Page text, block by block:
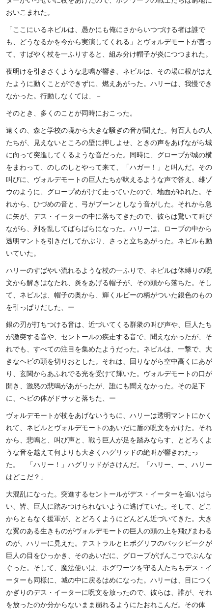
おいこまれた。
「ここにいるネビルは、愚かにも俺にさからいつづける者は誰で
も、どうなるかを今から実演してくれる」とヴォルデモートが言っ
て、すばやく杖を一ふりすると、組み分け帽子が炎につつまれた。
夜明けを引きさくような悲鳴が響き、ネビルは、その場に根がはえ
たように動くことができずに、燃えあがった。ハリーは、我慢でき
なかった。行動しなくては、－
そのとき、多くのことが同時におこった。
遠くの、森と学校の境から大きな騒ぎの音が聞えた。何百人もの人
たちが、見えないところの壁に押しよせ、ときの声をあげながら城
に向って突進してくるような音だった。同時に、グロープが城の横
をまわって、のしのしとやって来て、「ハガー！」と叫んだ。その
叫びに、ヴォルデモートの巨人たちが吠えるような声で答え、雄ゾ
ウのように、グロープめがけて走っていたので、地面がゆれた。そ
れから、ひづめの音と、弓がブーンとしなう音がした。それから急
に矢が、デス・イーターの中に落ちてきたので、彼らは驚いて叫び
ながら、列を乱してばらばらになった。ハリーは、ローブの中から
透明マントを引きだしてかぶり、さっと立ちあがった。ネビルも動
いていた。
ハリーのすばやい流れるような杖の一ふりで、ネビルは体縛りの呪
文から解きはなたれ、炎をあげる帽子が、その頭から落ちた。そし
て、ネビルは、帽子の奥から、輝くルビーの柄がついた銀色のもの
を引っぱりだした、ー
銀の刃が打ちつける音は、近づいてくる群衆の叫び声や、巨人たち
が激突する音や、セントールの疾走する音で、聞えなかったが、そ
れでも、すべての注目を集めたようだった。ネビルは、一撃で、大
きなヘビの頭を切りおとした。それは、回りながら空中高くにあが
り、玄関からあふれでる光を受けて輝いた。ヴォルデモートの口が
開き、激怒の悲鳴があがったが、誰にも聞えなかった。その足下
に、ヘビの体がドサッと落ちた、ー
ヴォルデモートが杖をあげないうちに、ハリーは透明マントにかく
れて、ネビルとヴォルデモートのあいだに盾の呪文をかけた。それ
から、悲鳴と、叫び声と、戦う巨人が足を踏みならす、とどろくよ
うな音を越えて何よりも大きくハグリッドの絶叫が響きわたっ
た。 「ハリー！」ハグリッドがさけんだ。「ハリー、ー、ハリー
はどこだ？」
大混乱になった。突進するセントールがデス・イーターを追いはら
い、皆、巨人に踏みつけられないように逃げていた。そして、どこ
からともなく援軍が、とどろくようにどんどん近づいてきた。大き
な翼のある生きものがヴォルデモートの巨人の頭の上を飛びまわる
のが、ハリーに見えた。テストラルとヒポグリフのバックビークが
巨人の目をひっかき、そのあいだに、グロープがげんこつでぶんな
ぐった。そして、魔法使いは、ホグワーツを守る人たちもデス・イ
ーターも同様に、城の中に戻るはめになった。ハリーは、目につく
かぎりのデス・イーターに呪文を放ったので、彼らは、誰が、それ
を放ったのか分からないまま崩れるようにたおれこんだ。その体